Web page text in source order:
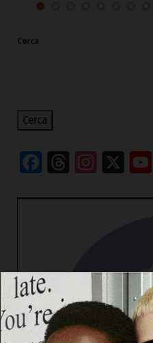
Cerca
Cerca
Facebook
Threads
X